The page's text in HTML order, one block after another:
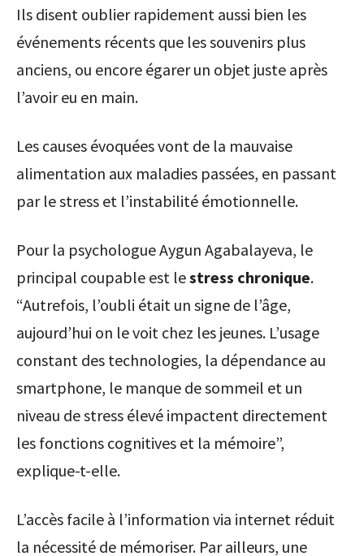
Ils disent oublier rapidement aussi bien les
événements récents que les souvenirs plus
anciens, ou encore égarer un objet juste après
l’avoir eu en main.
Les causes évoquées vont de la mauvaise
alimentation aux maladies passées, en passant
par le stress et l’instabilité émotionnelle.
Pour la psychologue Aygun Agabalayeva, le
principal coupable est lestress chronique.
“Autrefois, l’oubli était un signe de l’âge,
aujourd’hui on le voit chez les jeunes. L’usage
constant des technologies, la dépendance au
smartphone, le manque de sommeil et un
niveau de stress élevé impactent directement
les fonctions cognitives et la mémoire”,
explique-t-elle.
L’accès facile à l’information via internet réduit
la nécessité de mémoriser. Par ailleurs, une